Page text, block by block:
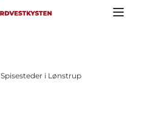
Spisesteder i Lønstrup